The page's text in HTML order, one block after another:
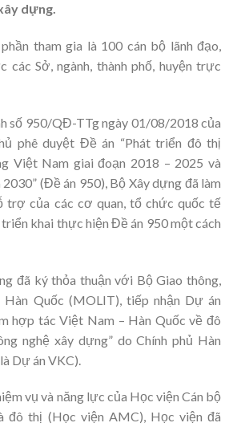
dựng.
tham gia là 100 cán bộ lãnh đạo,
các Sở, ngành, thành phố, huyện trực
số 950/QĐ-TTg ngày 01/08/2018 của
phê duyệt Đề án “Phát triển đô thị
Việt Nam giai đoạn 2018 – 2025 và
(Đề án 950), Bộ Xây dựng đã làm
trợ của các cơ quan, tổ chức quốc tế
khai thực hiện Đề án 950 một cách
đã ký thỏa thuận với Bộ Giao thông,
Quốc (MOLIT), tiếp nhận Dự án
hợp tác Việt Nam – Hàn Quốc về đô
nghệ xây dựng” do Chính phủ Hàn
Dự án VKC).
vụ và năng lực của Học viện Cán bộ
đô thị (Học viện AMC), Học viện đã